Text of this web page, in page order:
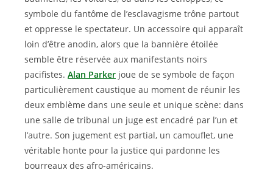
symbole du fantôme de l’esclavagisme trône partout
et oppresse le spectateur. Un accessoire qui apparaît
loin d’être anodin, alors que la bannière étoilée
semble être réservée aux manifestants noirs
pacifistes. Alan Parker joue de se symbole de façon
particulièrement caustique au moment de réunir les
deux emblème dans une seule et unique scène: dans
une salle de tribunal un juge est encadré par l’un et
l’autre. Son jugement est partial, un camouflet, une
véritable honte pour la justice qui pardonne les
bourreaux des afro-américains.